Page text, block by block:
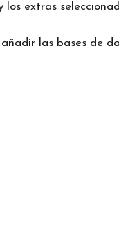
extras
las bases de